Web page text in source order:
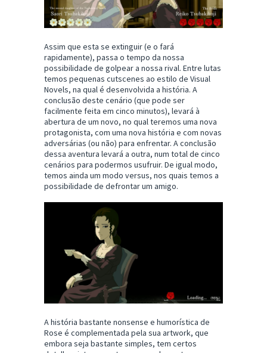
Assim que esta se extinguir (e o fará
rapidamente), passa o tempo da nossa
possibilidade de golpear a nossa rival. Entre lutas
temos pequenas cutscenes ao estilo de Visual
Novels, na qual é desenvolvida a história. A
conclusão deste cenário (que pode ser
facilmente feita em cinco minutos), levará à
abertura de um novo, no qual teremos uma nova
protagonista, com uma nova história e com novas
adversárias (ou não) para enfrentar. A conclusão
dessa aventura levará a outra, num total de cinco
cenários para podermos usufruir. De igual modo,
temos ainda um modo versus, nos quais temos a
possibilidade de defrontar um amigo.
A história bastante nonsense e humorística de
Rose é complementada pela sua artwork, que
embora seja bastante simples, tem certos